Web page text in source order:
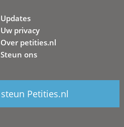
Updates
Uw privacy
Over petities.nl
Steun ons
Petities.nl